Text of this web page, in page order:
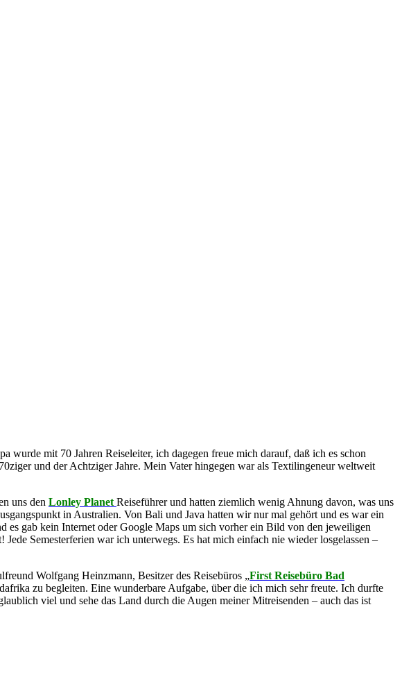
mit 70 Jahren Reiseleiter, ich dagegen freue mich darauf, daß ich es schon
und der Achtziger Jahre. Mein Vater hingegen war als Textilingeneur weltweit
uns den Lonley Planet Reiseführer und hatten ziemlich wenig Ahnung davon, was uns
in Australien. Von Bali und Java hatten wir nur mal gehört und es war ein
es gab kein Internet oder Google Maps um sich vorher ein Bild von den jeweiligen
Semesterferien war ich unterwegs. Es hat mich einfach nie wieder losgelassen –
Wolfgang Heinzmann, Besitzer des Reisebüros „First Reisebüro Bad
zu begleiten. Eine wunderbare Aufgabe, über die ich mich sehr freute. Ich durfte
viel und sehe das Land durch die Augen meiner Mitreisenden – auch das ist